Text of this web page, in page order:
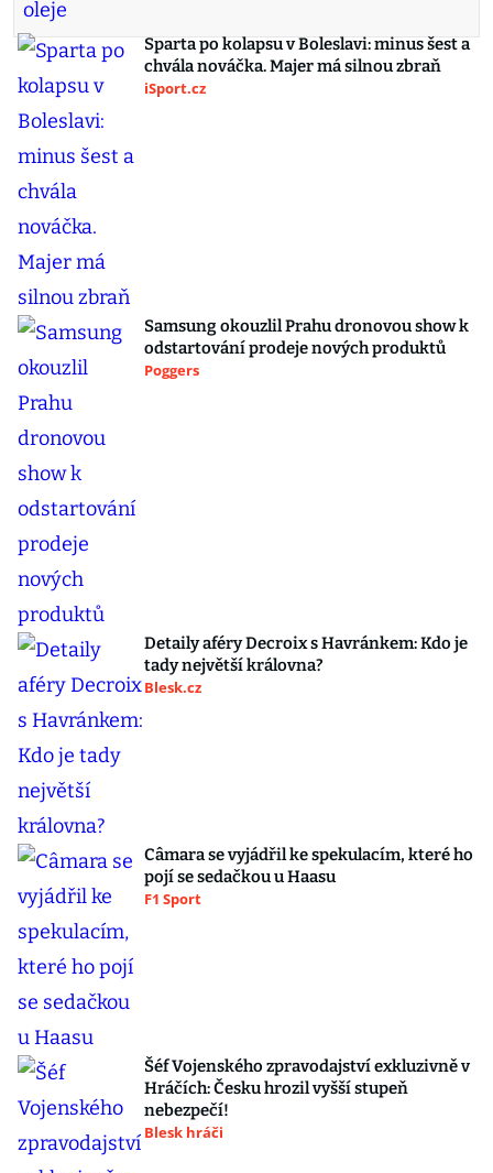
Sparta po kolapsu v Boleslavi: minus šest a
chvála nováčka. Majer má silnou zbraň
iSport.cz
Samsung okouzlil Prahu dronovou show k
odstartování prodeje nových produktů
Poggers
Detaily aféry Decroix s Havránkem: Kdo je
tady největší královna?
Blesk.cz
Câmara se vyjádřil ke spekulacím, které ho
pojí se sedačkou u Haasu
F1 Sport
Šéf Vojenského zpravodajství exkluzivně v
Hráčích: Česku hrozil vyšší stupeň
nebezpečí!
Blesk hráči